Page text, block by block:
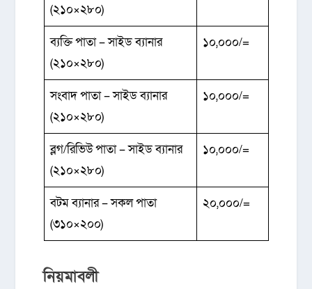
(২১০×২৮০)
ব্যক্তি পাতা – সাইড ব্যানার
(২১০×২৮০)
১০,০০০/=
সংবাদ পাতা – সাইড ব্যানার
(২১০×২৮০)
১০,০০০/=
ব্লগ/রিভিউ পাতা – সাইড ব্যানার
(২১০×২৮০)
১০,০০০/=
বটম ব্যানার – সকল পাতা
(৩১০×২০০)
২০,০০০/=
নিয়মাবলী